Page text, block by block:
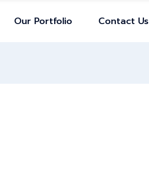
Our Portfolio Contact Us